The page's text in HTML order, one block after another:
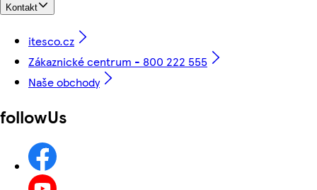
Kontakt
itesco.cz
Zákaznické centrum - 800 222 555
Naše obchody
followUs